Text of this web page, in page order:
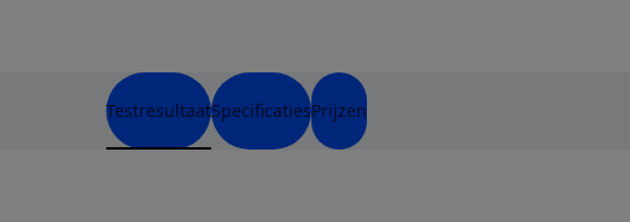
TestresultaatSpecificatiesPrijzen